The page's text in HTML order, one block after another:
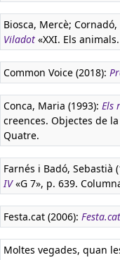
Biosca, Mercè;
Viladot «XXI. Els
Common Voice (2018):
Conca, Maria (1993): Els
creences. Objectes de
Quatre.
Farnés i Badó, Sebastià
IV«G 7», p. 639.
Festa.cat (2006): Festa.cat
Moltes vegades, quan